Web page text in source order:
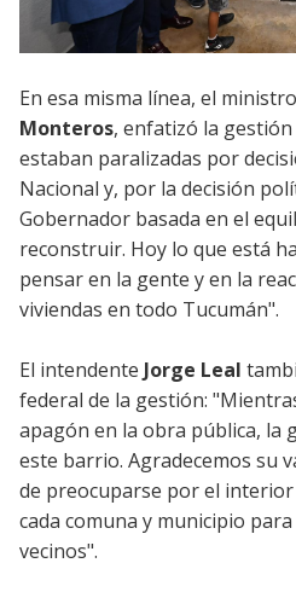
En esa misma línea, el
Monteros, enfatizó la gestión
estaban paralizadas por
Nacional y, por la decisión
Gobernador basada en el
reconstruir. Hoy lo que está
pensar en la gente y en la
viviendas en todo Tucumán".
El intendente Jorge Leal
federal de la gestión:
apagón en la obra pública, la
este barrio. Agradecemos su
de preocuparse por el
cada comuna y municipio
vecinos".